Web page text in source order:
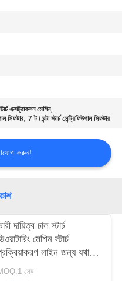
এক্সট্রাকশন মেশিন,
সিফটার,7 ট / ঘন্টা স্টার্চ সেন্ট্রিফিউগাল সিফটার
করুন!
দায়িত্ব চাল স্টার্চ
মেশিন স্টার্চ
লাইন জন্য যথার্থ
ডিভাইস
সেট